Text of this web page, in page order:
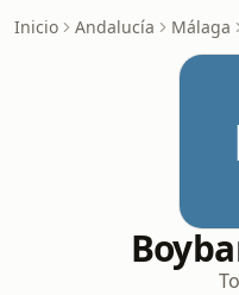
Inicio Andalucía Málaga